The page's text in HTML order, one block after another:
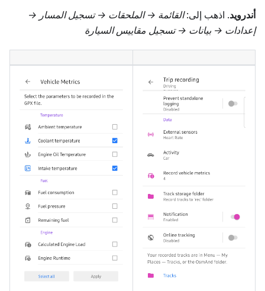
أندرويد. اذهب إلى:القائمة → الملحقات → تسجيل المسار →
إعدادات → بيانات → تسجيل مقاييس السيارة